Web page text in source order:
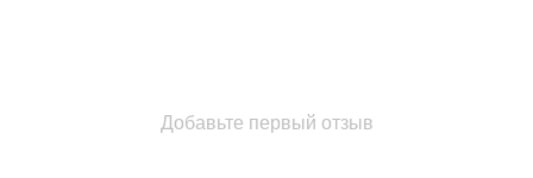
Добавьте первый отзыв